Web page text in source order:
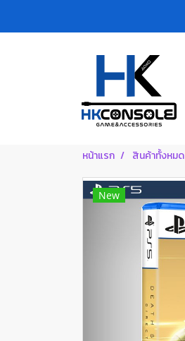
หน้าแรก สินค้าทั้งหมด
New